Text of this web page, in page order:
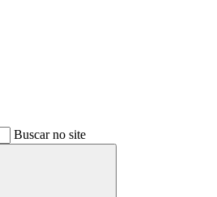
Buscar no site